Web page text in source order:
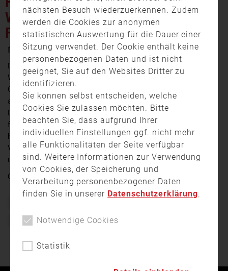
WALDBRAND IN DER
FASANERIE
14. Juni 2023 17:18
Der bislang sehr trockene Juni sorgt für erhöhte
Waldbrandgefahr in der Region. Die Regierung von
Oberbayern hat bereits eine Luftbeobachtung
angeordnet und warnt zugleich vor offenem Feuer.
Denn: die meisten Waldbrände werden durch
fahrlässiges Verhalten verursacht. Auch in München
hat gestern einen Waldbrand gegeben der heute
Vormittag noch einmal aufloderte. Leonie Rietschel
und Sabrina Flemmig waren vor Ort.
Quelle:
münchen.tv
München münchen.tv Waldbrand
nächsten Besuch wiederzuerkennen. Zudem
werden die Cookies zur anonymen
statistischen Auswertung für die Dauer einer
Sitzung verwendet. Der Cookie enthält keine
personenbezogenen Daten und ist nicht
geeignet, Sie auf den Websites Dritter zu
identifizieren.
Sie können selbst entscheiden, welche
Cookies Sie zulassen möchten. Bitte
beachten Sie, dass aufgrund Ihrer
individuellen Einstellungen ggf. nicht mehr
alle Funktionalitäten der Seite verfügbar
sind. Weitere Informationen zur Verwendung
von Cookies, der Speicherung und
Verarbeitung personenbezogener Daten
finden Sie in unserer Datenschutzerklärung.
Notwendige Cookies
Statistik